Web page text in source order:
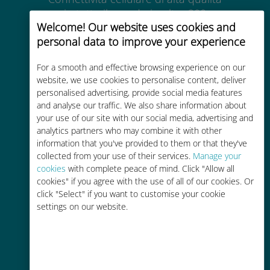
Welcome! Our website uses cookies and
personal data to improve your experience
For a smooth and effective browsing experience on our
website, we use cookies to personalise content, deliver
personalised advertising, provide social media features
and analyse our traffic. We also share information about
your use of our site with our social media, advertising and
analytics partners who may combine it with other
information that you've provided to them or that they've
collected from your use of their services. Manage your
cookies with complete peace of mind. Click "Allow all
cookies" if you agree with the use of all of our cookies. Or
click "Select" if you want to customise your cookie
settings on our website.
in tutto il mondo in oltre 200
destinazioni
Economico
Fino al 90% in meno rispetto alle
tariffe di roaming con il vostro
operatore attuale